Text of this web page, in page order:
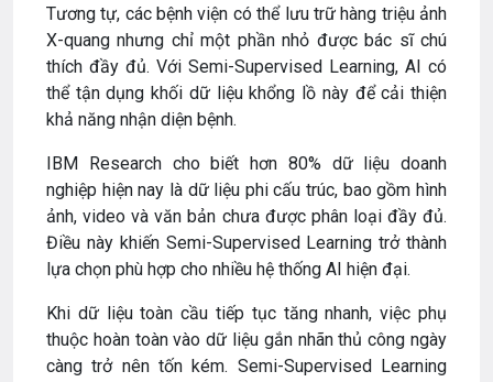
Tương tự, các bệnh viện có thể lưu trữ hàng triệu ảnh
X-quang nhưng chỉ một phần nhỏ được bác sĩ chú
thích đầy đủ. Với Semi-Supervised Learning, AI có
thể tận dụng khối dữ liệu khổng lồ này để cải thiện
khả năng nhận diện bệnh.
IBM Research cho biết hơn 80% dữ liệu doanh
nghiệp hiện nay là dữ liệu phi cấu trúc, bao gồm hình
ảnh, video và văn bản chưa được phân loại đầy đủ.
Điều này khiến Semi-Supervised Learning trở thành
lựa chọn phù hợp cho nhiều hệ thống AI hiện đại.
Khi dữ liệu toàn cầu tiếp tục tăng nhanh, việc phụ
thuộc hoàn toàn vào dữ liệu gắn nhãn thủ công ngày
càng trở nên tốn kém. Semi-Supervised Learning